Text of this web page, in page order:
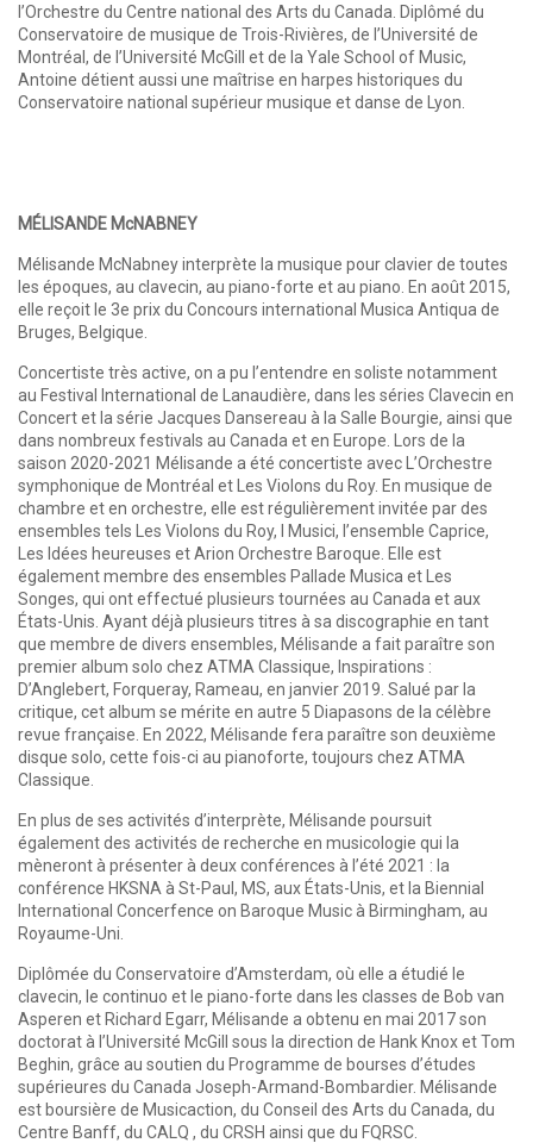
l’Orchestre du Centre national des Arts du Canada. Diplômé du
Conservatoire de musique de Trois-Rivières, de l’Université de
Montréal, de l’Université McGill et de la Yale School of Music,
Antoine détient aussi une maîtrise en harpes historiques du
Conservatoire national supérieur musique et danse de Lyon.
MÉLISANDE McNABNEY
Mélisande McNabney interprète la musique pour clavier de toutes
les époques, au clavecin, au piano-forte et au piano. En août 2015,
elle reçoit le 3e prix du Concours international Musica Antiqua de
Bruges, Belgique.
Concertiste très active, on a pu l’entendre en soliste notamment
au Festival International de Lanaudière, dans les séries Clavecin en
Concert et la série Jacques Dansereau à la Salle Bourgie, ainsi que
dans nombreux festivals au Canada et en Europe. Lors de la
saison 2020-2021 Mélisande a été concertiste avec L’Orchestre
symphonique de Montréal et Les Violons du Roy. En musique de
chambre et en orchestre, elle est régulièrement invitée par des
ensembles tels Les Violons du Roy, I Musici, l’ensemble Caprice,
Les Idées heureuses et Arion Orchestre Baroque. Elle est
également membre des ensembles Pallade Musica et Les
Songes, qui ont effectué plusieurs tournées au Canada et aux
États-Unis. Ayant déjà plusieurs titres à sa discographie en tant
que membre de divers ensembles, Mélisande a fait paraître son
premier album solo chez ATMA Classique, Inspirations :
D’Anglebert, Forqueray, Rameau, en janvier 2019. Salué par la
critique, cet album se mérite en autre 5 Diapasons de la célèbre
revue française. En 2022, Mélisande fera paraître son deuxième
disque solo, cette fois-ci au pianoforte, toujours chez ATMA
Classique.
En plus de ses activités d’interprète, Mélisande poursuit
également des activités de recherche en musicologie qui la
mèneront à présenter à deux conférences à l’été 2021 : la
conférence HKSNA à St-Paul, MS, aux États-Unis, et la Biennial
International Concerfence on Baroque Music à Birmingham, au
Royaume-Uni.
Diplômée du Conservatoire d’Amsterdam, où elle a étudié le
clavecin, le continuo et le piano-forte dans les classes de Bob van
Asperen et Richard Egarr, Mélisande a obtenu en mai 2017 son
doctorat à l’Université McGill sous la direction de Hank Knox et Tom
Beghin, grâce au soutien du Programme de bourses d’études
supérieures du Canada Joseph-Armand-Bombardier. Mélisande
est boursière de Musicaction, du Conseil des Arts du Canada, du
Centre Banff, du CALQ , du CRSH ainsi que du FQRSC.